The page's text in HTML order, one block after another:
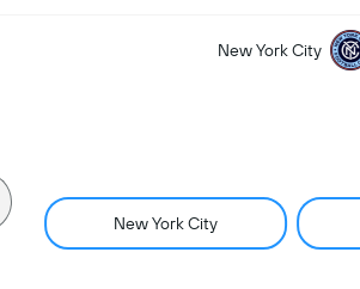
New York City
New York City